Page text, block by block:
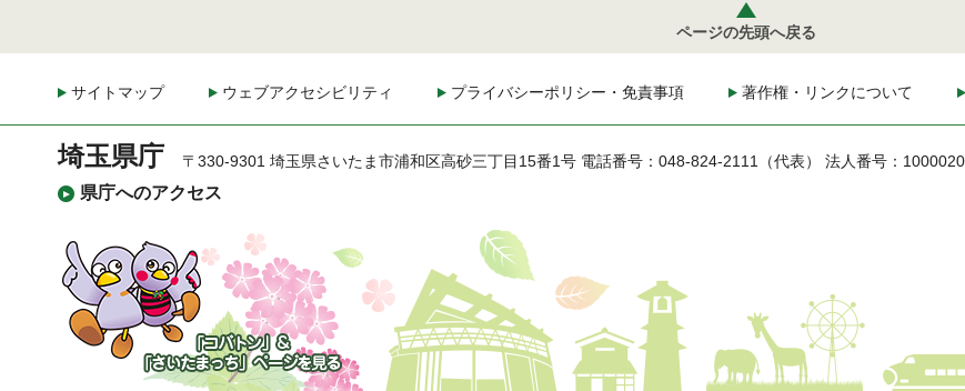
ページの先頭へ戻る
サイトマップ ウェブアクセシビリティ プライバシーポリシー・免責事項 著作権・リンクについて
埼玉県庁
県庁へのアクセス
〒330-9301 埼玉県さいたま市浦和区高砂三丁目15番1号 電話番号：048-824-2111（代表） 法人番号：
「コバトン」&「さいた
まっち」